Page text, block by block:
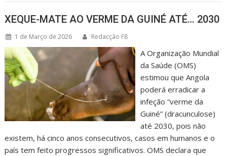
XEQUE-MATE AO VERME DA GUINÉ ATÉ… 2030
1 de Março de 2026 Redacção F8
A Organização Mundial
da Saúde (OMS)
estimou que Angola
poderá erradicar a
infeção “verme da
Guiné” (dracunculose)
até 2030, pois não
existem, há cinco anos consecutivos, casos em humanos e o
país tem feito progressos significativos. OMS declara que